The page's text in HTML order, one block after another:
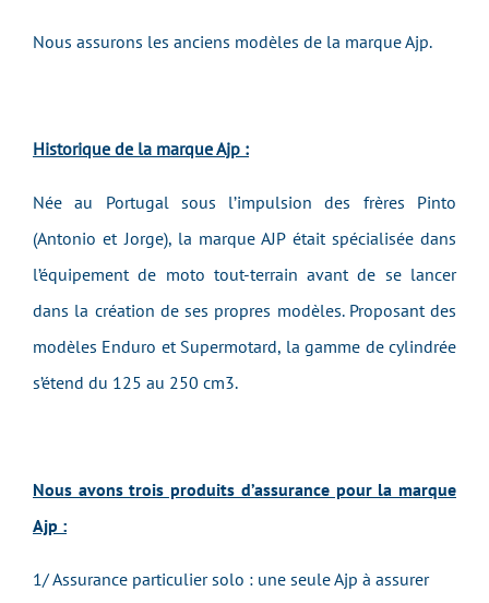
Nous assurons les anciens modèles de la marque Ajp.
Historique de la marque Ajp :
Née au Portugal sous l’impulsion des frères Pinto
(Antonio et Jorge), la marque AJP était spécialisée dans
l’équipement de moto tout-terrain avant de se lancer
dans la création de ses propres modèles. Proposant des
modèles Enduro et Supermotard, la gamme de cylindrée
s’étend du 125 au 250 cm3.
Nous avons trois produits d’assurance pour la marque
Ajp :
1/ Assurance particulier solo : une seule Ajp à assurer